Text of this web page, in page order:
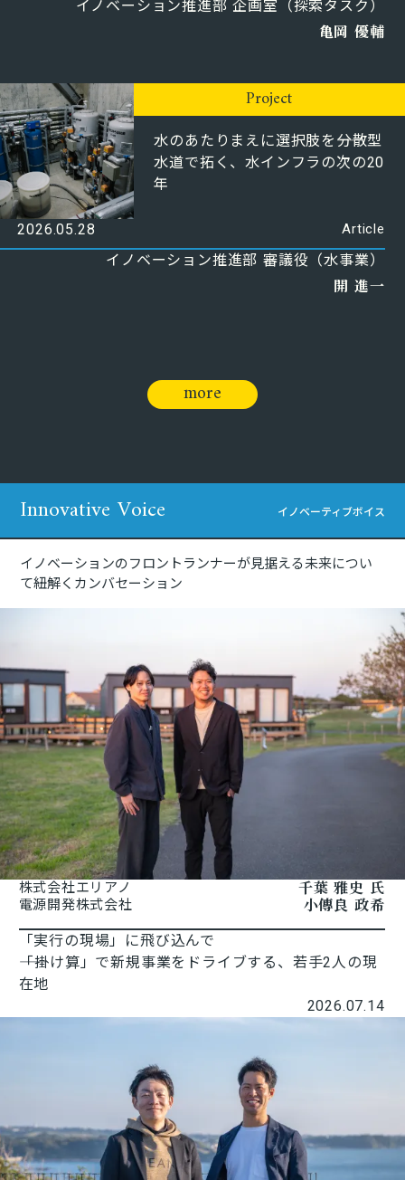
イノベーション推進部 企画室（探索タスク）
亀岡 優輔
Project
水のあたりまえに選択肢を――分散型
水道で拓く、水インフラの次の20
年
2026.05.28 Article
イノベーション推進部 審議役（水事業）
開 進一
more
Innovative Voice イノベーティブボイス
イノベーションのフロントランナーが見据える未来につい
て紐解くカンバセーション
株式会社エリアノ 千葉 雅史 氏
電源開発株式会社 小傳良 政希
「実行の現場」に飛び込んで
――「掛け算」で新規事業をドライブする、若手2人の現
在地
2026.07.14